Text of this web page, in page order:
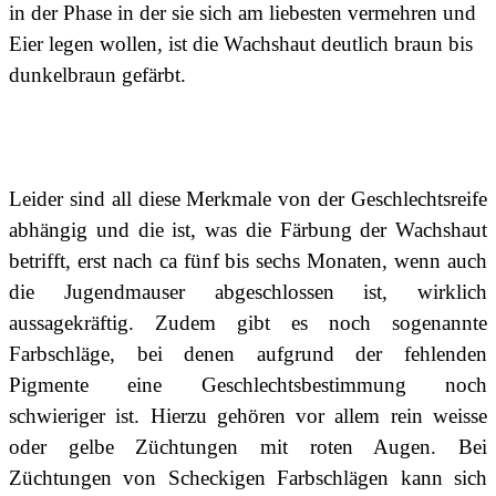
in der Phase in der sie sich am liebesten vermehren und
Eier legen wollen, ist die Wachshaut deutlich braun bis
dunkelbraun gefärbt.
Leider sind all diese Merkmale von der Geschlechtsreife
abhängig und die ist, was die Färbung der Wachshaut
betrifft, erst nach ca fünf bis sechs Monaten, wenn auch
die Jugendmauser abgeschlossen ist, wirklich
aussagekräftig. Zudem gibt es noch sogenannte
Farbschläge, bei denen aufgrund der fehlenden
Pigmente eine Geschlechtsbestimmung noch
schwieriger ist. Hierzu gehören vor allem rein weisse
oder gelbe Züchtungen mit roten Augen. Bei
Züchtungen von Scheckigen Farbschlägen kann sich